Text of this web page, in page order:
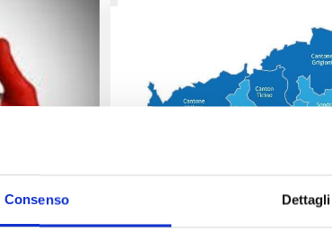
Consenso Dettagli